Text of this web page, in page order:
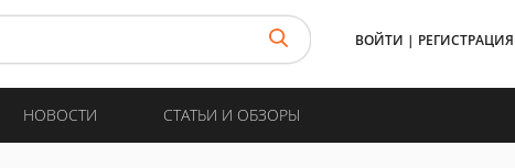
ВОЙТИ | РЕГИСТРАЦИЯ
НОВОСТИ СТАТЬИ И ОБЗОРЫ